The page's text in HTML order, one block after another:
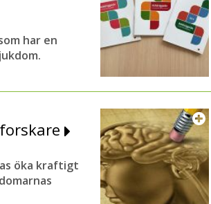
har en
öka kraftigt